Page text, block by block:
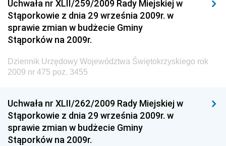
Dziennik Urzędowy Ministra Infrastruktury i
Budownictwa
Dziennik Urzędowy Ministra Gospodarki Morskiej i
Dziennik Urzędowy Ministra Energii
Dziennik Urzędowy Ministra Sprawiedliwości
Dziennik Urzędowy Ministra Rozwoju i Finansów
Dziennik Urzędowy Wyższego Urzędu Górniczego
Uchwała nr XLII/259/2009 Rady Miejskiej w
Stąporkowie z dnia 29 września 2009r. w
sprawie zmian w budżecie Gminy
Stąporków na 2009r.
Dziennik Urzędowy Województwa Świętokrzyskiego rok
2009 nr 475 poz. 3455
Uchwała nr XLII/262/2009 Rady Miejskiej w
Stąporkowie z dnia 29 września 2009r. w
sprawie zmian w budżecie Gminy
Stąporków na 2009r.